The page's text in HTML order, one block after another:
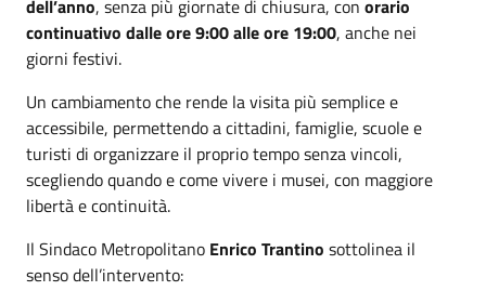
dell’anno, senza più giornate di chiusura, con orario
continuativo dalle ore 9:00 alle ore 19:00, anche nei
giorni festivi.
Un cambiamento che rende la visita più semplice e
accessibile, permettendo a cittadini, famiglie, scuole e
turisti di organizzare il proprio tempo senza vincoli,
scegliendo quando e come vivere i musei, con maggiore
libertà e continuità.
Il Sindaco Metropolitano Enrico Trantino sottolinea il
senso dell’intervento: